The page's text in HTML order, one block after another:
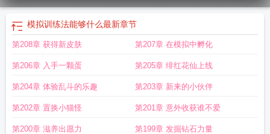
么模拟中的训练家免费阅读模拟训练方法模拟训练的类型模拟训练采用的两
种方式是什么
模拟仿真训练系统 模拟训练的主要手段
训练
家笔趣阁模拟训练的作用有哪些 模拟训练中三个基本要素是模拟训练怎么
家最新章节目录
模拟训练是什么意思 模拟面试训练我的训练家模拟
训练家免费模拟中的训练家百度 模拟中的训练家是什么 模拟训练的方法有哪
拟驾驶训练免费模拟灯光训练 模拟主持训练目的模拟化训练模拟训练的方
法模拟机训练是什么 模拟射击训练系统我想看模拟训练模拟训练的理解
模拟训练法能够什么最新章节
第208章 获得新皮肤 第207章 在模拟中孵化
第206章 入手一颗蛋 第205章 绯红花仙上线
第204章 体验乱斗的乐趣 第203章 新来的小伙伴
第202章 置换小猫怪 第201章 意外收获谁不爱
第200章 滋养出愿力 第199章 发掘钻石力量